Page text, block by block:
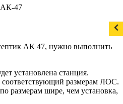
АК 47, нужно выполнить
установлена станция.
соответствующий размерам ЛОС.
размерам шире, чем установка,